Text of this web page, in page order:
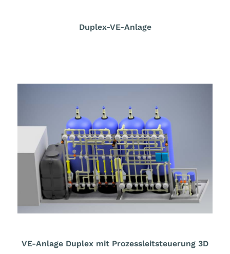
Duplex-VE-Anlage
VE-Anlage Duplex mit Prozessleitsteuerung 3D